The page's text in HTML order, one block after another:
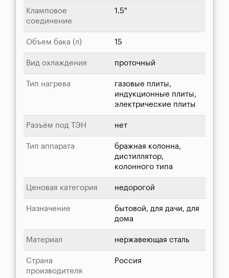
Кламповое
соединение
1.5"
Объем бака (л) 15
Вид охлаждения проточный
Тип нагрева
газовые плиты,
индукционные плиты,
электрические плиты
Разъём под ТЭН нет
Тип аппарата
бражная колонна,
дистиллятор,
колонного типа
Ценовая категория недорогой
Назначение
бытовой, для дачи, для
дома
Материал нержавеющая сталь
Страна
производителя
Россия